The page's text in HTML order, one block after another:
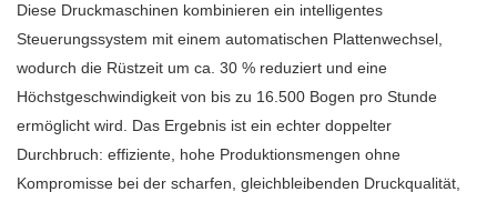
Diese Druckmaschinen kombinieren ein intelligentes
Steuerungssystem mit einem automatischen Plattenwechsel,
wodurch die Rüstzeit um ca. 30 % reduziert und eine
Höchstgeschwindigkeit von bis zu 16.500 Bogen pro Stunde
ermöglicht wird. Das Ergebnis ist ein echter doppelter
Durchbruch: effiziente, hohe Produktionsmengen ohne
Kompromisse bei der scharfen, gleichbleibenden Druckqualität,